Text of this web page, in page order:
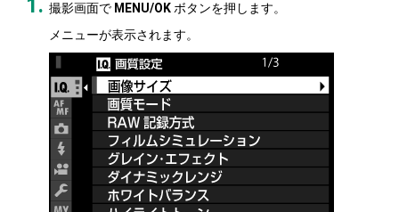
撮影画面で MENU/OK ボタンを押します。
メニューが表示されます。